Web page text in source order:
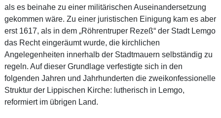
als es beinahe zu einer militärischen Auseinandersetzung
gekommen wäre. Zu einer juristischen Einigung kam es aber
erst 1617, als in dem „Röhrentruper Rezeß“ der Stadt Lemgo
das Recht eingeräumt wurde, die kirchlichen
Angelegenheiten innerhalb der Stadtmauern selbständig zu
regeln. Auf dieser Grundlage verfestigte sich in den
folgenden Jahren und Jahrhunderten die zweikonfessionelle
Struktur der Lippischen Kirche: lutherisch in Lemgo,
reformiert im übrigen Land.